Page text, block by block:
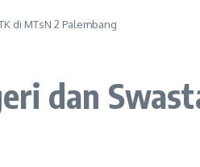
di MTsN 2 Palembang
dan